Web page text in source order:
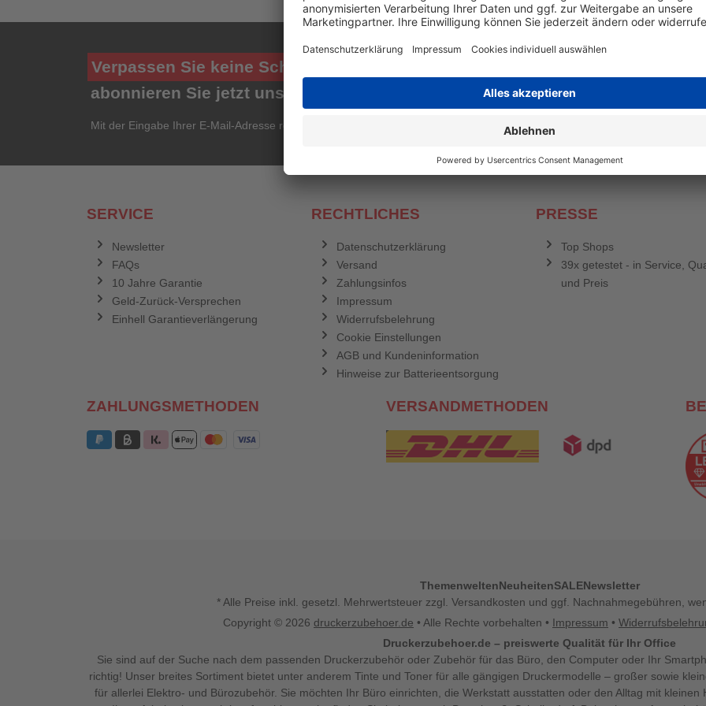
Verpassen Sie keine Schnäppchen mehr
abonnieren Sie jetzt unseren kostenlosen Newsletter!
Mit der Eingabe Ihrer E-Mail-Adresse registrieren Sie sich für den Druckerzubehör.de-Newsletter. Weitere Informationen
SERVICE
Newsletter
FAQs
10 Jahre Garantie
Geld-Zurück-Versprechen
Einhell Garantieverlängerung
RECHTLICHES
Datenschutzerklärung
Versand
Zahlungsinfos
Impressum
Widerrufsbelehrung
Cookie Einstellungen
AGB und Kundeninformation
Hinweise zur Batterieentsorgung
PRESSE
Top Shops
39x getestet - in Service,
und Preis
ZAHLUNGSMETHODEN VERSANDMETHODEN
ThemenweltenNeuheitenSALENewsletter
* Alle Preise inkl. gesetzl. Mehrwertsteuer zzgl. Versandkosten und ggf. Nachnahmegebühren,
Copyright © 2026 druckerzubehoer.de • Alle Rechte vorbehalten • Impressum •
Druckerzubehoer.de – preiswerte Qualität für Ihr Office
Sie sind auf der Suche nach dem passenden Druckerzubehör oder Zubehör für das Büro, den Computer oder Ihr
richtig! Unser breites Sortiment bietet unter anderem Tinte und Toner für alle gängigen Druckermodelle – großer sowie
für allerlei Elektro- und Bürozubehör. Sie möchten Ihr Büro einrichten, die Werkstatt ausstatten oder den Alltag mit kleinen